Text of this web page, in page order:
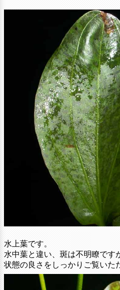
水上葉です。
水中葉と違い、斑は不明瞭です
状態の良さをしっかりご覧い